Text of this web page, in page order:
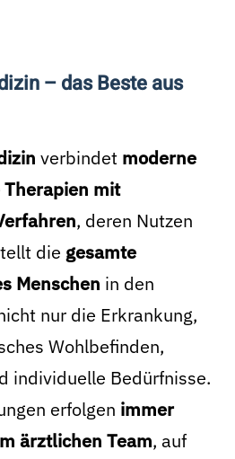
– das Beste aus
verbindet moderne
mit
, deren Nutzen
die gesamte
Menschen in den
nur die Erkrankung,
Wohlbefinden,
individuelle Bedürfnisse.
erfolgen immer
ärztlichen Team, auf